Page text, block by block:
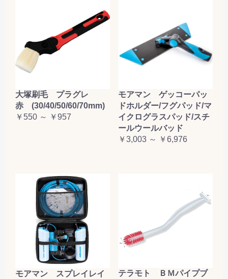
大塚刷毛 プラグレ
赤 (30/40/50/60/70mm)
￥550 ～ ￥957
モアマン ゲッコーパッ
ドホルダー/フグパッド/マ
イクログラスパッド/スチ
ールウールバッド
￥3,003 ～ ￥6,976
モアマン スプレイレイ テラモト ＢＭパイプブ